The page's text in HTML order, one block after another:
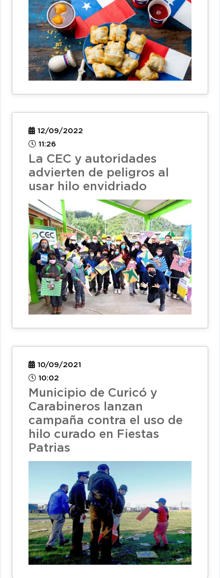
12/09/2022
11:26
La CEC y autoridades
advierten de peligros al
usar hilo envidriado
10/09/2021
10:02
Municipio de Curicó y
Carabineros lanzan
campaña contra el uso de
hilo curado en Fiestas
Patrias